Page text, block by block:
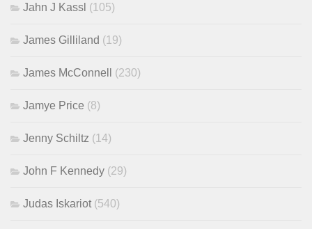
Jahn J Kassl (105)
James Gilliland (19)
James McConnell (230)
Jamye Price (8)
Jenny Schiltz (14)
John F Kennedy (29)
Judas Iskariot (540)